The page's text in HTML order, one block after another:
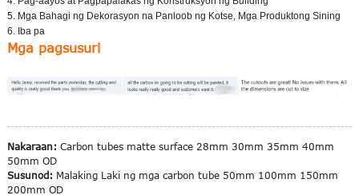
5. Mga Bahagi ng Dekorasyon na Panloob ng Kotse, Mga Produktong Sining
6. Iba pa
Mga pagsusuri
Nakaraan: Carbon tubes matte surface 28mm 30mm 35mm 40mm
50mm OD
Susunod: Malaking Laki ng mga carbon tube 50mm 100mm 150mm
200mm OD